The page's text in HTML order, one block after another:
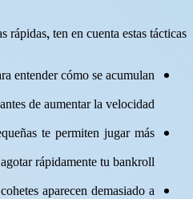
rápidas, ten en cuenta estas tácticas:
entender cómo se acumulan
de aumentar la velocidad.
te permiten jugar más
rápidamente tu bankroll.
aparecen demasiado a